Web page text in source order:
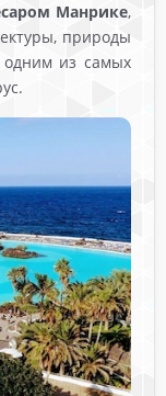
Манрике,
природы
одним из самых